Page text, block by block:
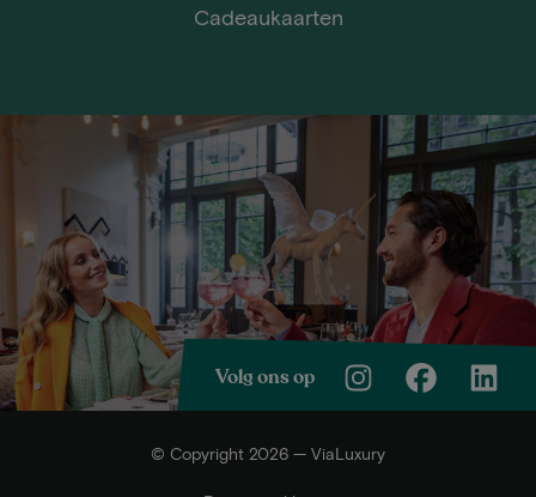
Cadeaukaarten
Volg ons op
© Copyright 2026 — ViaLuxury